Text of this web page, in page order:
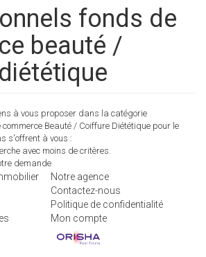
beauté /
à vous proposer dans la catégorie
Beauté / Coiffure Diététique pour le
s'offrent à vous :
avec moins de critères.
demande
Notre agence
Contactez-nous
Politique de confidentialité
Mon compte